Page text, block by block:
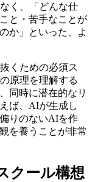
く、「どんな仕
と・苦手なことが
か」といった、よ
くための必須ス
原理を理解する
同時に潜在的なリ
ば、AIが生成し
りのないAIを作
を養うことが非常
クール構想